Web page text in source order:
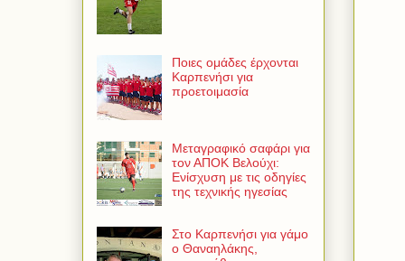
Ποιες ομάδες έρχονται
Καρπενήσι για
προετοιμασία
Μεταγραφικό σαφάρι για
τον ΑΠΟΚ Βελούχι:
Ενίσχυση με τις οδηγίες
της τεχνικής ηγεσίας
Στο Καρπενήσι για γάμο
ο Θαναηλάκης,